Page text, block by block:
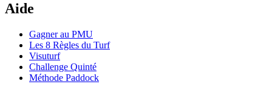
Aide
Gagner au PMU
Les 8 Règles du Turf
Visuturf
Challenge Quinté
Méthode Paddock